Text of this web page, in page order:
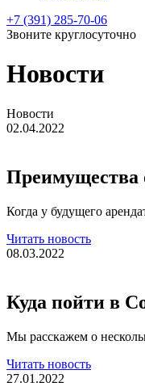
‭+7 (391) ‭285-70-06‬‬
Звоните круглосуточно
Новости
Новости
02.04.2022
Преимущества
Когда у будущего
Читать новость
08.03.2022
Куда пойти в
Мы расскажем о
Читать новость
27.01.2022